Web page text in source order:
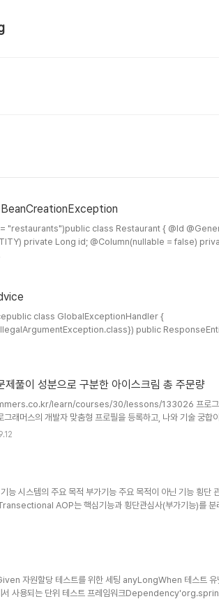
class Restaurant { @Id @GeneratedValue(strategy =
String name;
Integer
class GlobalExceptionHandler {
public ResponseEntity
{ RestApiException restApiException = new
풀이 성분으로 구분한 아이스크림 총 주문량
learn/courses/30/lessons/133026 프로그래
그래머스의 개발자 맞춤형 프로필을 등록하고, 나와 기술 궁합
I.INGREDIENT_TYPE, SUM(F.TOTAL_ORDER)
능 시스템의 주요 목적 부가기능 주요 목적이 아닌 기능 횡단
AOP는 핵심기능과 횡단관심사(부가기능)를 분
Before, After, AfterThrowing, AfterReturning 포
자원할당 테스트를 위한 세팅 anyLongWhen 테스트 유
사용되는 단위 테스트 프레임워크